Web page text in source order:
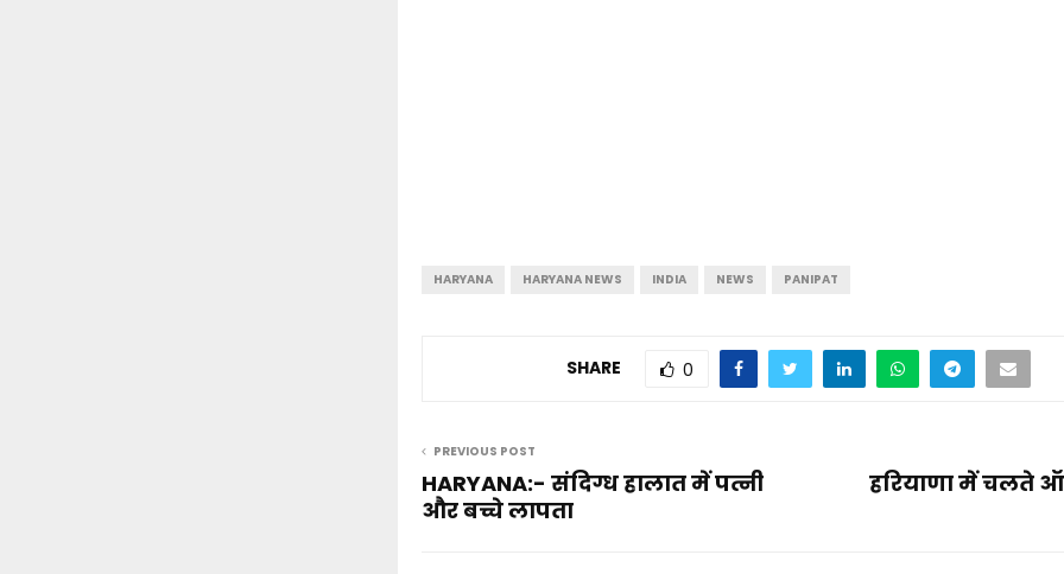
HARYANA HARYANA NEWS INDIA NEWS PANIPAT
SHARE 0
PREVIOUS POST
HARYANA:- संदिग्ध हालात में पत्नी
और बच्चे लापता
हरियाणा में चलते